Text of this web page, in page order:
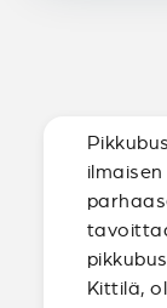
Kittilä,